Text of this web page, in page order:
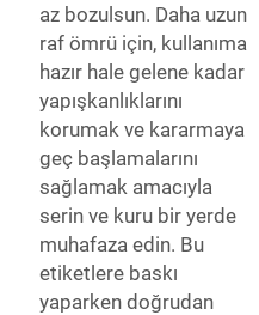
az bozulsun. Daha uzun
raf ömrü için, kullanıma
hazır hale gelene kadar
yapışkanlıklarını
korumak ve kararmaya
geç başlamalarını
sağlamak amacıyla
serin ve kuru bir yerde
muhafaza edin. Bu
etiketlere baskı
yaparken doğrudan